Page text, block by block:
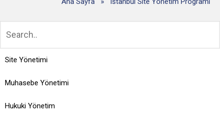
Site Yönetimi
Muhasebe Yönetimi
Hukuki Yönetim